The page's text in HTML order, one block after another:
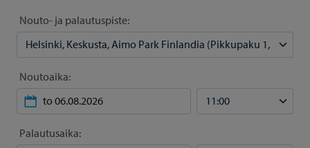
Nouto- ja palautuspiste:
Noutoaika:
Palautusaika: